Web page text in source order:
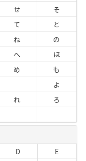
せ
そ
て
と
ね
の
へ
ほ
め
も
よ
れ
ろ
D
E